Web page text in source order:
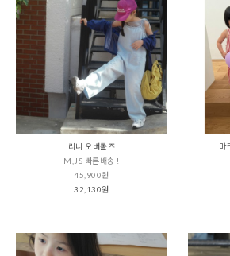
리니 오버롤즈
M,JS 빠른배송 !
45,900원
32,130원
마